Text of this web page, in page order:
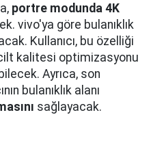
portre modunda 4K
vivo'ya göre bulanıklık
Kullanıcı, bu özelliği
kalitesi optimizasyonu
Ayrıca, son
bulanıklık alanı
sağlayacak.